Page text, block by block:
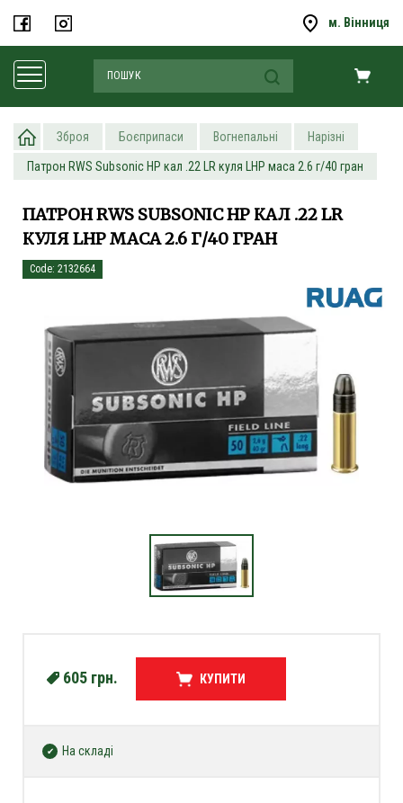
м. Вінниця
Зброя Боєприпаси Вогнепальні Нарізні
Патрон RWS Subsonic HP кал .22 LR куля LHP маса 2.6 г/40 гран
ПАТРОН RWS SUBSONIC HP КАЛ .22 LR
КУЛЯ LHP МАСА 2.6 Г/40 ГРАН
Code: 2132664
605 грн. КУПИТИ
На складі